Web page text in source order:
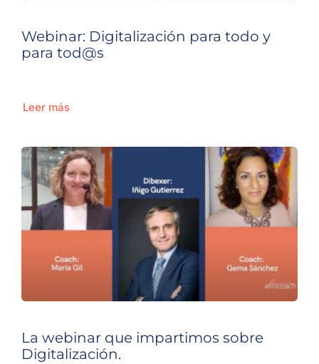
Webinar: Digitalización para todo y
para tod@s
Leer más
La webinar que impartimos sobre
Digitalización.